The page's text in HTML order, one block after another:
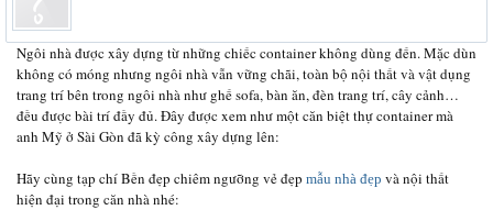
Ngôi nhà được xây dựng từ những chiếc container không dùng đến. Mặc dùn
không có móng nhưng ngôi nhà vẫn vững chãi, toàn bộ nội thất và vật dụng
trang trí bên trong ngôi nhà như ghế sofa, bàn ăn, đèn trang trí, cây cảnh…
đều được bài trí đầy đủ. Đây được xem như một căn biệt thự container mà
anh Mỹ ở Sài Gòn đã kỳ công xây dựng lên:
Hãy cùng tạp chí Bền đẹp chiêm ngưỡng vẻ đẹp mẫu nhà đẹp và nội thất
hiện đại trong căn nhà nhé: